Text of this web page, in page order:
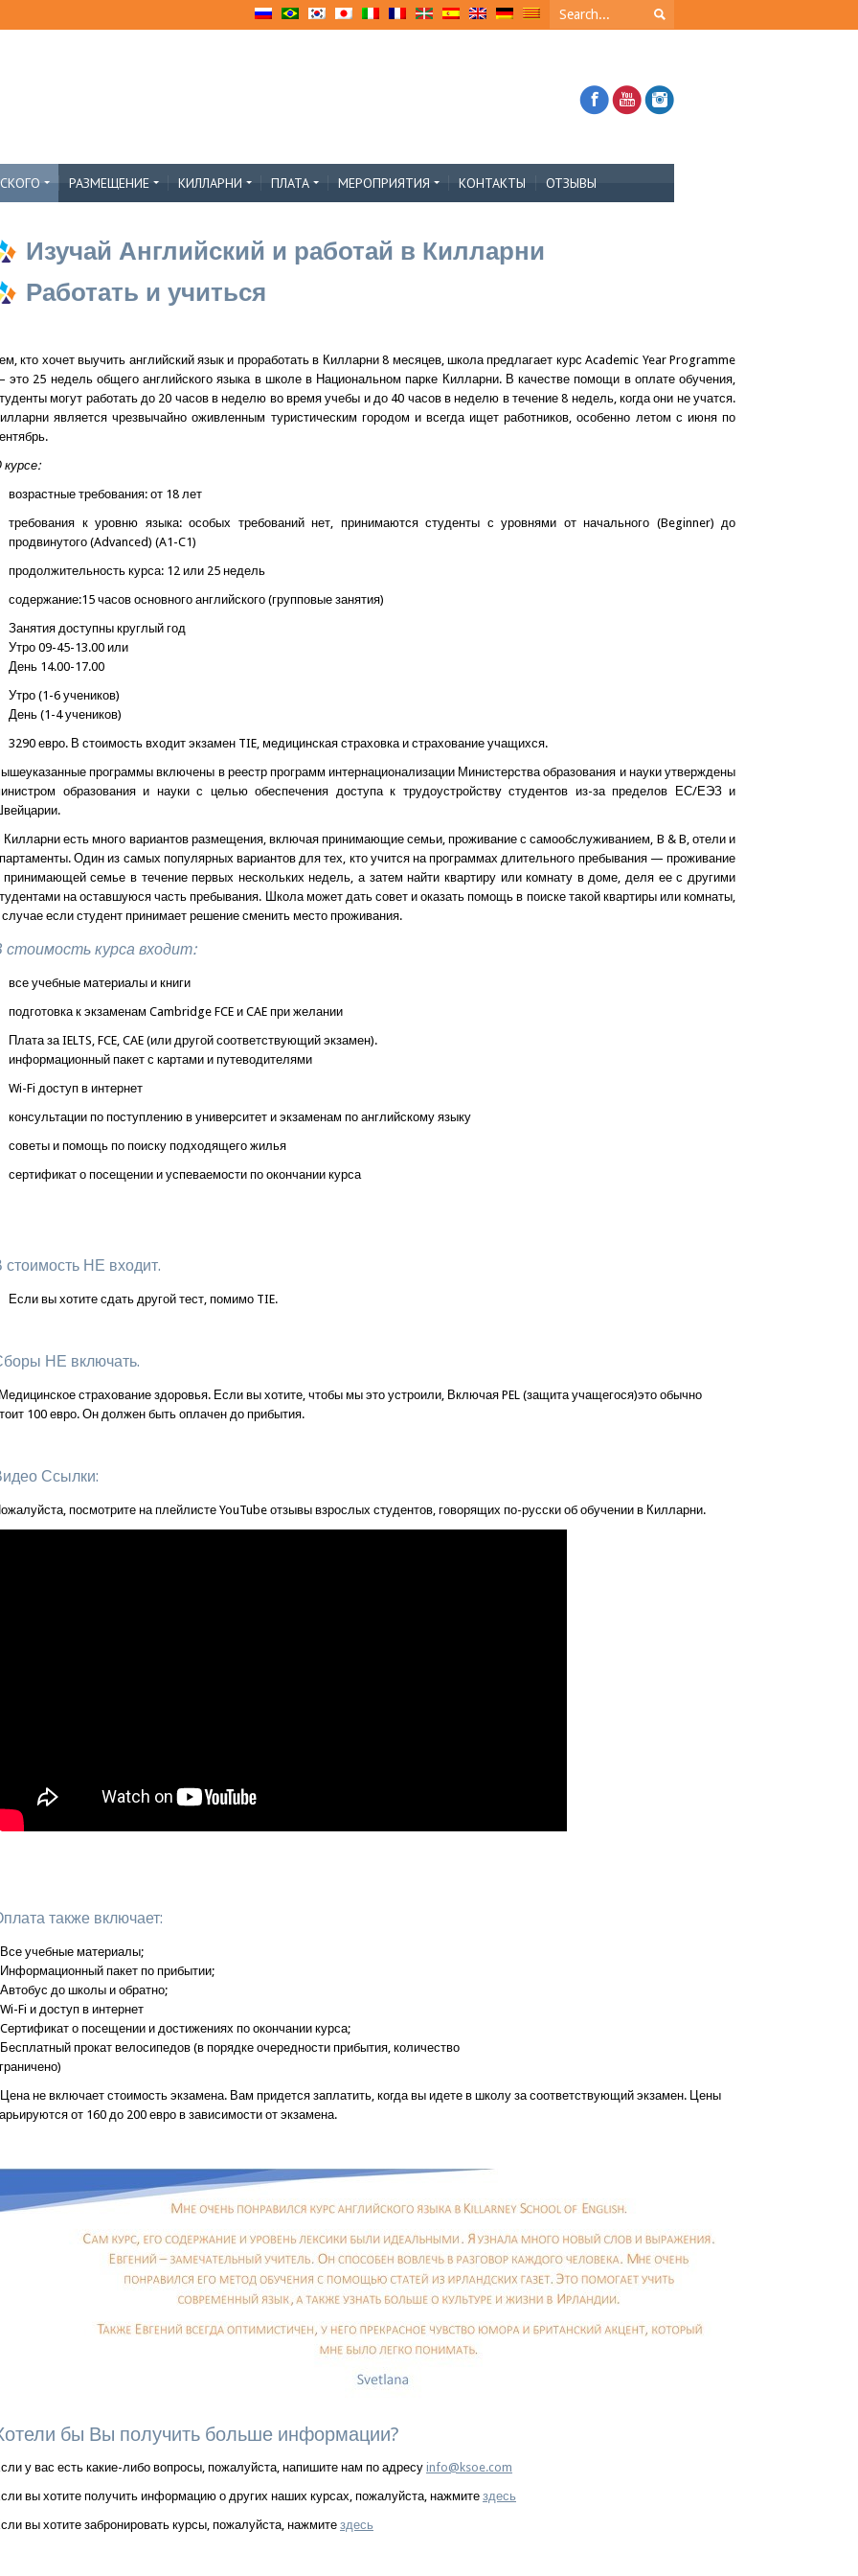
РАЗМЕЩЕНИЕ КИЛЛАРНИ ПЛАТА МЕРОПРИЯТИЯ КОНТАКТЫ ОТЗЫВЫ
Изучай Английский и работай в Килларни
Работать и учиться
кто хочет выучить английский язык и проработать в Килларни 8 месяцев, школа предлагает курс Academic Year Programme
это 25 недель общего английского языка в школе в Национальном парке Килларни. В качестве помощи в оплате обучения,
могут работать до 20 часов в неделю во время учебы и до 40 часов в неделю в течение 8 недель, когда они не учатся.
является чрезвычайно оживленным туристическим городом и всегда ищет работников, особенно летом с июня по
курсе:
возрастные требования: от 18 лет
требования к уровню языка: особых требований нет, принимаются студенты с уровнями от начального (Beginner) до
продвинутого (Advanced) (A1-C1)
продолжительность курса: 12 или 25 недель
содержание:15 часов основного английского (групповые занятия)
Занятия доступны круглый год
Утро 09-45-13.00 или
День 14.00-17.00
Утро (1-6 учеников)
День (1-4 учеников)
3290 евро. В стоимость входит экзамен TIE, медицинская страховка и страхование учащихся.
программы включены в реестр программ интернационализации Министерства образования и науки утверждены
образования и науки с целью обеспечения доступа к трудоустройству студентов из-за пределов ЕС/ЕЭЗ и
Килларни есть много вариантов размещения, включая принимающие семьи, проживание с самообслуживанием, B & B, отели и
Один из самых популярных вариантов для тех, кто учится на программах длительного пребывания — проживание
принимающей семье в течение первых нескольких недель, а затем найти квартиру или комнату в доме, деля ее с другими
на оставшуюся часть пребывания. Школа может дать совет и оказать помощь в поиске такой квартиры или комнаты,
случае если студент принимает решение сменить место проживания.
стоимость курса входит:
все учебные материалы и книги
подготовка к экзаменам Cambridge FCE и CAE при желании
Плата за IELTS, FCE, CAE (или другой соответствующий экзамен).
информационный пакет с картами и путеводителями
Wi-Fi доступ в интернет
консультации по поступлению в университет и экзаменам по английскому языку
советы и помощь по поиску подходящего жилья
сертификат о посещении и успеваемости по окончании курса
стоимость НЕ входит.
Если вы хотите сдать другой тест, помимо TIE.
НЕ включать.
Медицинское страхование здоровья. Если вы хотите, чтобы мы это устроили, Включая PEL (защита учащегося)это обычно
100 евро. Он должен быть оплачен до прибытия.
Ссылки:
посмотрите на плейлисте YouTube отзывы взрослых студентов, говорящих по-русски об обучении в Килларни.
также включает:
Все учебные материалы;
Информационный пакет по прибытии;
Автобус до школы и обратно;
Wi-Fi и доступ в интернет
Cертификат о посещении и достижениях по окончании курса;
Бесплатный прокат велосипедов (в порядке очередности прибытия, количество
Цена не включает стоимость экзамена. Вам придется заплатить, когда вы идете в школу за соответствующий экзамен. Цены
от 160 до 200 евро в зависимости от экзамена.
бы Вы получить больше информации?
у вас есть какие-либо вопросы, пожалуйста, напишите нам по адресу info@ksoe.com
вы хотите получить информацию о других наших курсах, пожалуйста, нажмите здесь
вы хотите забронировать курсы, пожалуйста, нажмите здесь